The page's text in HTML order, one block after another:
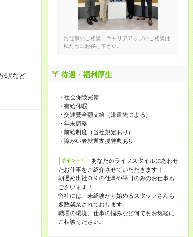
駅など
お仕事のご相談、キャリアアップのご相談は
私たちにお任せ下さい。
待遇・福利厚生
・社会保険完備
・有給休暇
・交通費全額支給（派遣先による）
・年末調整
・前給制度（当社規定あり）
・障がい者就業支援特典あり
ポイント！
あなたのライフスタイルにあわせ
たお仕事をご紹介させていただきます！
朝遅め出社ＯＫの仕事や平日のみのお仕事も
ございます！
弊社には、未経験から始めるスタッフさんも
多数就業されております。
職場の環境、仕事の悩みなど何でもお気軽に
ご相談ください。